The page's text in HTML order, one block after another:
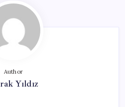
Author
Yıldız